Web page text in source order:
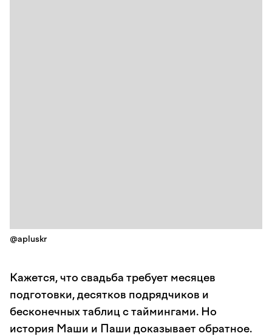
@apluskr
Кажется, что свадьба требует месяцев
подготовки, десятков подрядчиков и
бесконечных таблиц с таймингами. Но
история Маши и Паши доказывает обратное.